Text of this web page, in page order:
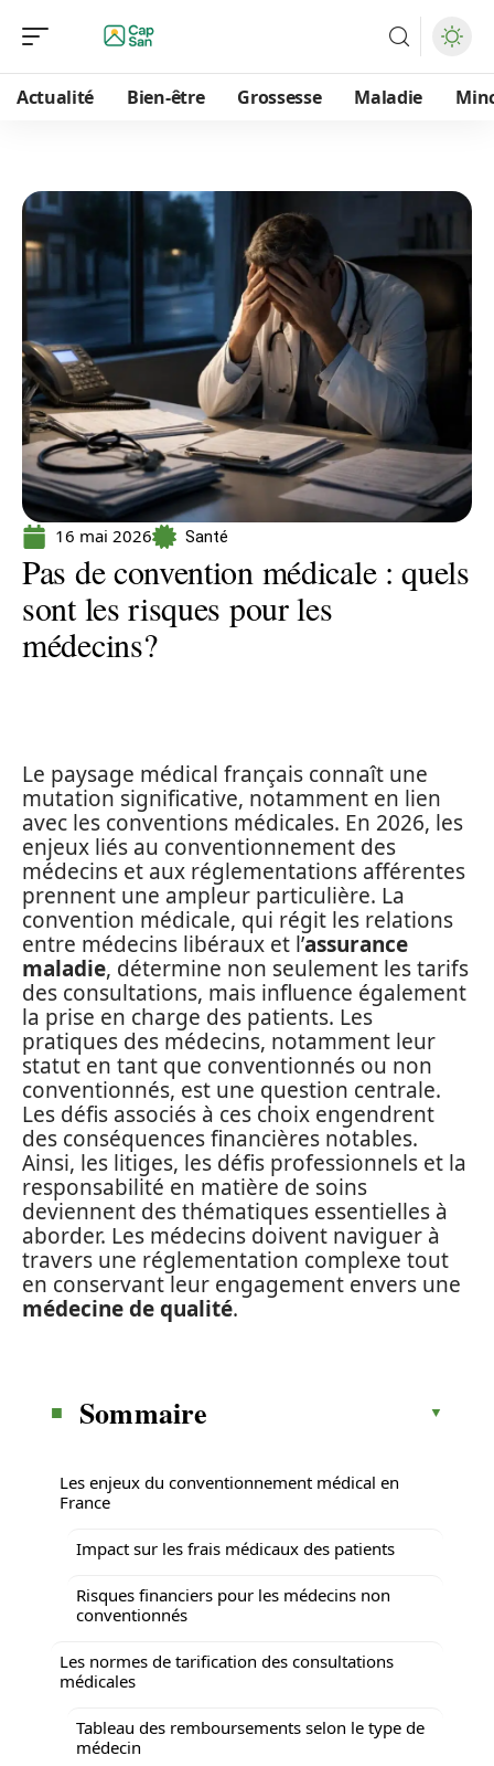
Actualité Bien-être Grossesse Maladie
16 mai 2026 Santé
Pas de convention médicale : quels
sont les risques pour les
médecins?
Le paysage médical français connaît une
mutation significative, notamment en lien
avec les conventions médicales. En 2026, les
enjeux liés au conventionnement des
médecins et aux réglementations afférentes
prennent une ampleur particulière. La
convention médicale, qui régit les relations
entre médecins libéraux et l’assurance
maladie, détermine non seulement les tarifs
des consultations, mais influence également
la prise en charge des patients. Les
pratiques des médecins, notamment leur
statut en tant que conventionnés ou non
conventionnés, est une question centrale.
Les défis associés à ces choix engendrent
des conséquences financières notables.
Ainsi, les litiges, les défis professionnels et la
responsabilité en matière de soins
deviennent des thématiques essentielles à
aborder. Les médecins doivent naviguer à
travers une réglementation complexe tout
en conservant leur engagement envers une
médecine de qualité.
Sommaire
Les enjeux du conventionnement médical en
France
Impact sur les frais médicaux des patients
Risques financiers pour les médecins non
conventionnés
Les normes de tarification des consultations
médicales
Tableau des remboursements selon le type de
médecin